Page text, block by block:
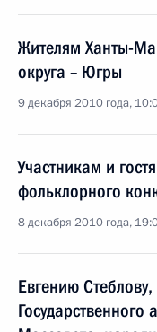
Жителям Ханты-
округа – Югры
9 декабря 2010 года,
Участникам и
фольклорного
8 декабря 2010 года,
Евгению Стеблову,
Государственного